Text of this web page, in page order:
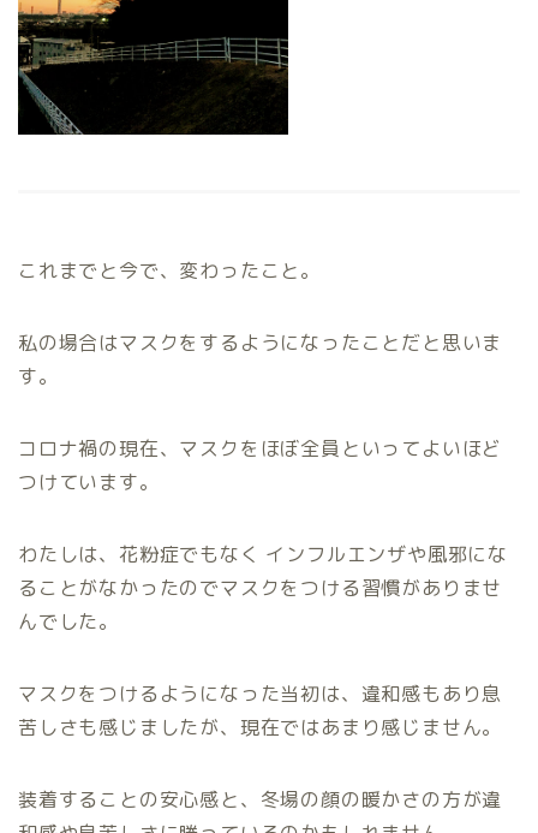
これまでと今で、変わったこと。
私の場合はマスクをするようになったことだと思いま
す。
コロナ禍の現在、マスクをほぼ全員といってよいほど
つけています。
わたしは、花粉症でもなく インフルエンザや風邪にな
ることがなかったのでマスクをつける習慣がありませ
んでした。
マスクをつけるようになった当初は、違和感もあり息
苦しさも感じましたが、現在ではあまり感じません。
装着することの安心感と、冬場の顔の暖かさの方が違